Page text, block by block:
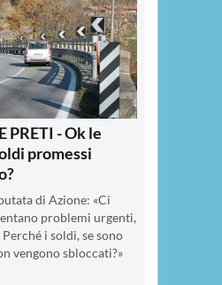
PRETI - Ok le
promessi
di Azione: «Ci
problemi urgenti,
i soldi, se sono
vengono sbloccati?»